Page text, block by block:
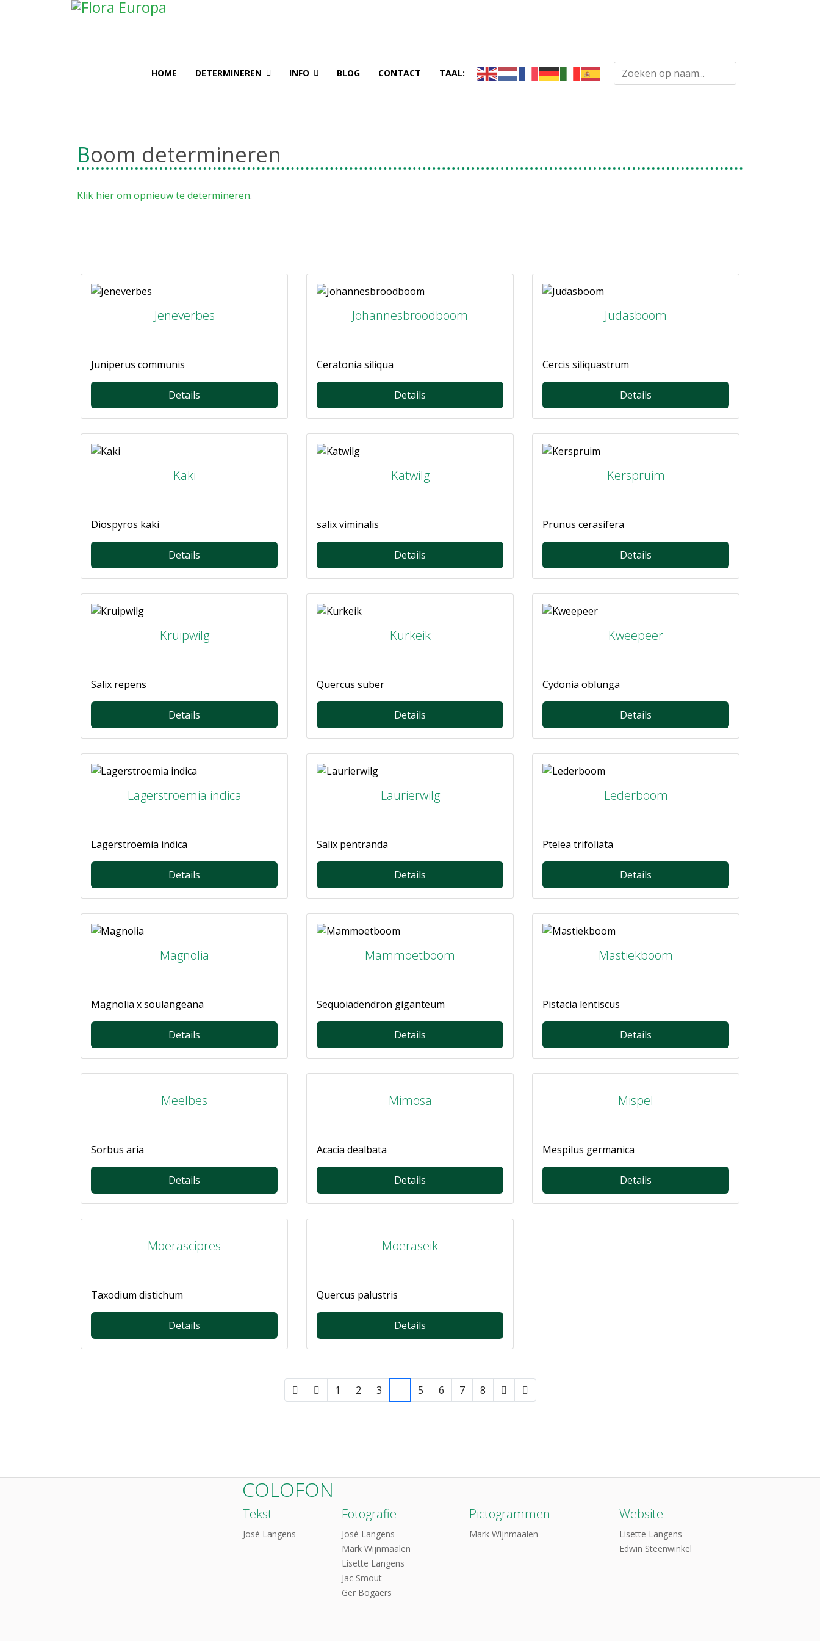
HOME DETERMINEREN INFO BLOG CONTACT TAAL:
Boom determineren
Klik hier om opnieuw te determineren.
Jeneverbes
Juniperus communis
Details
Johannesbroodboom
Ceratonia siliqua
Details
Judasboom
Cercis siliquastrum
Details
Kaki
Diospyros kaki
Details
Katwilg
salix viminalis
Details
Kerspruim
Prunus cerasifera
Details
Kruipwilg
Salix repens
Details
Kurkeik
Quercus suber
Details
Kweepeer
Cydonia oblunga
Details
Lagerstroemia indica
Lagerstroemia indica
Details
Laurierwilg
Salix pentranda
Details
Lederboom
Ptelea trifoliata
Details
Magnolia
Magnolia x soulangeana
Details
Mammoetboom
Sequoiadendron giganteum
Details
Mastiekboom
Pistacia lentiscus
Details
Sorbus aria
Details
Mimosa
Acacia dealbata
Details
Mispel
Mespilus germanica
Details
Taxodium distichum
Details
Quercus palustris
Details
1 2 3 4 5 6 7 8
COLOFON
Tekst Fotografie Pictogrammen Website
José Langens
Lisette Langens
Mark Wijnmaalen
Lisette Langens
Jac Smout